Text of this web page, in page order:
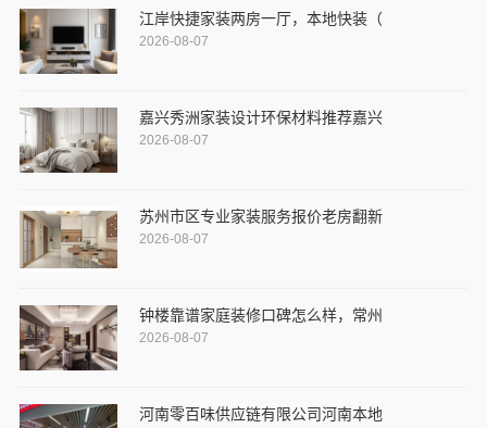
江岸快捷家装两房一厅，本地快装（
2026-08-07
嘉兴秀洲家装设计环保材料推荐嘉兴
2026-08-07
苏州市区专业家装服务报价老房翻新
2026-08-07
钟楼靠谱家庭装修口碑怎么样，常州
2026-08-07
河南零百味供应链有限公司河南本地